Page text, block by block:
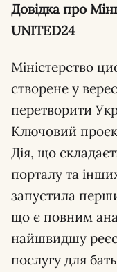
Довідка про
UNITED24
Міністерство
створене у
перетворити
Ключовий
Дія, що
порталу та
запустила
що є повним
найшвидшу
послугу для